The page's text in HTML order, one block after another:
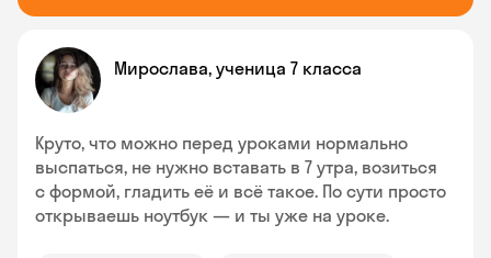
Мирослава, ученица 7 класса
Круто, что можно перед уроками нормально
выспаться, не нужно вставать в 7 утра, возиться
с формой, гладить её и всё такое. По сути просто
открываешь ноутбук — и ты уже на уроке.